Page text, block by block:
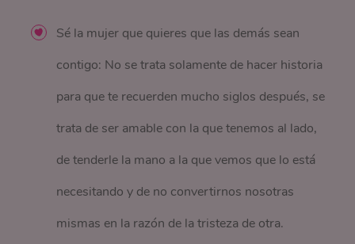
Sé la mujer que quieres que las demás sean
contigo: No se trata solamente de hacer historia
para que te recuerden mucho siglos después, se
trata de ser amable con la que tenemos al lado,
de tenderle la mano a la que vemos que lo está
necesitando y de no convertirnos nosotras
mismas en la razón de la tristeza de otra.